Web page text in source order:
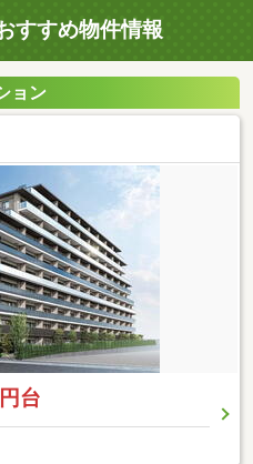
すすめ物件情報
ョン
台